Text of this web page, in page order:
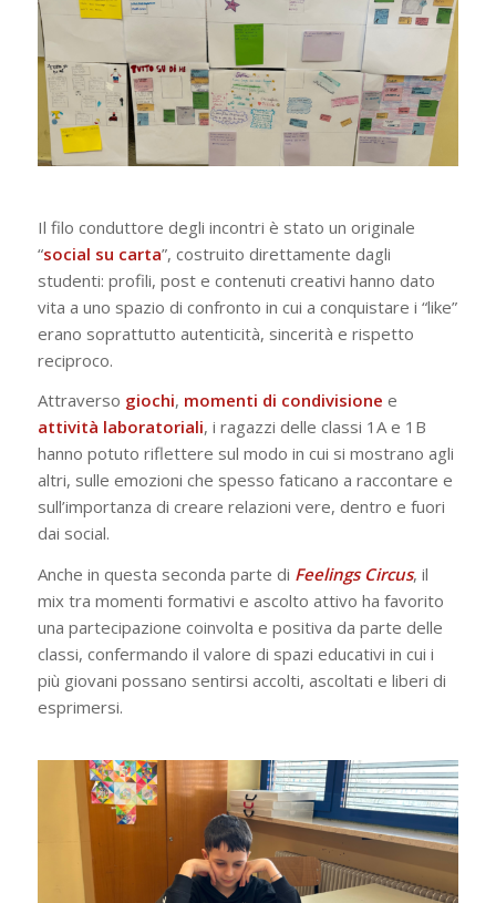
Il filo conduttore degli incontri è stato un originale
“social su carta”, costruito direttamente dagli
studenti: profili, post e contenuti creativi hanno dato
vita a uno spazio di confronto in cui a conquistare i “like”
erano soprattutto autenticità, sincerità e rispetto
reciproco.
Attraverso giochi, momenti di condivisione e
attività laboratoriali, i ragazzi delle classi 1A e 1B
hanno potuto riflettere sul modo in cui si mostrano agli
altri, sulle emozioni che spesso faticano a raccontare e
sull’importanza di creare relazioni vere, dentro e fuori
dai social.
Anche in questa seconda parte di Feelings Circus, il
mix tra momenti formativi e ascolto attivo ha favorito
una partecipazione coinvolta e positiva da parte delle
classi, confermando il valore di spazi educativi in cui i
più giovani possano sentirsi accolti, ascoltati e liberi di
esprimersi.